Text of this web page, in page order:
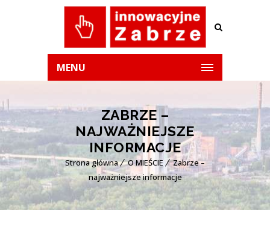
MENU
ZABRZE –
NAJWAŻNIEJSZE
INFORMACJE
Strona główna O MIEŚCIE
Zabrze –
najważniejsze informacje